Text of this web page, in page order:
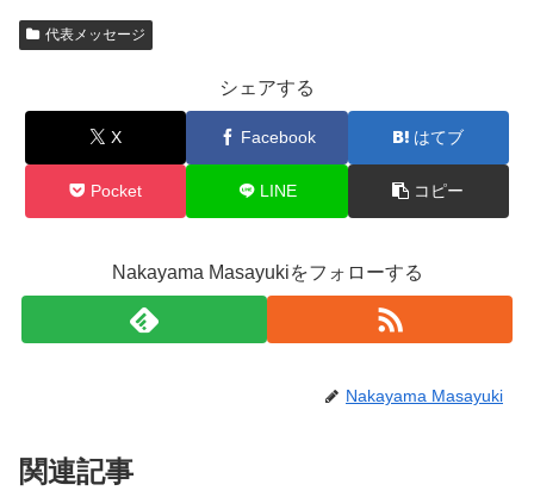
代表メッセージ
シェアする
X Facebook はてブ
Pocket LINE コピー
Nakayama Masayukiをフォローする
Nakayama Masayuki
関連記事